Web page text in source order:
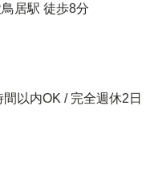
居駅 徒歩8分
以内OK / 完全週休2日